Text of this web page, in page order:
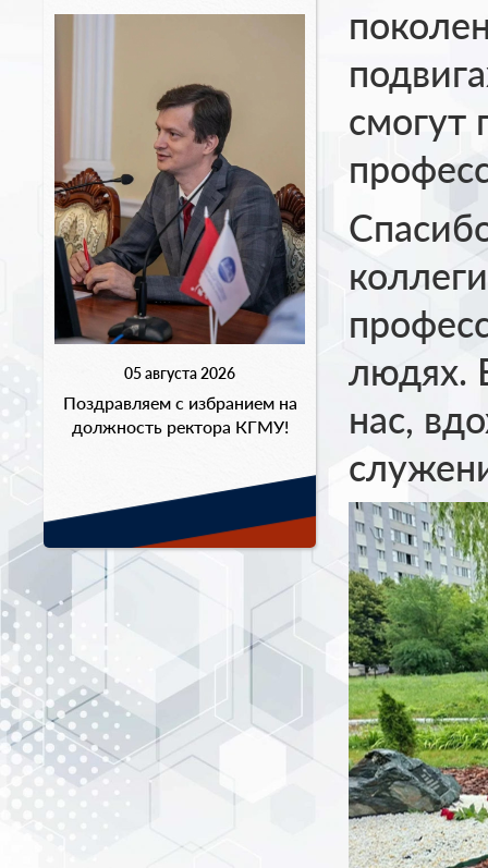
05 августа 2026
Поздравляем с избранием на
должность ректора КГМУ!
смогут
людях.
нас,